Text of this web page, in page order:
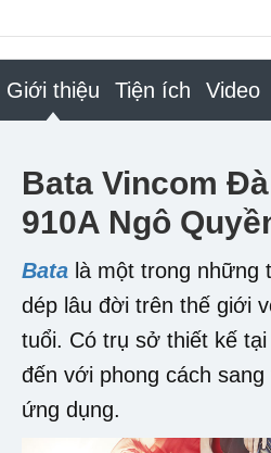
Giới thiệu Tiện ích Video
Bata Vincom
910A Ngô
Bata là một trong những
dép lâu đời trên thế giới
tuổi. Có trụ sở thiết kế
đến với phong cách
ứng dụng.